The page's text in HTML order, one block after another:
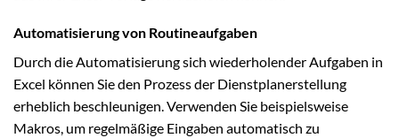
Automatisierung von Routineaufgaben
Durch die Automatisierung sich wiederholender Aufgaben in
Excel können Sie den Prozess der Dienstplanerstellung
erheblich beschleunigen. Verwenden Sie beispielsweise
Makros, um regelmäßige Eingaben automatisch zu